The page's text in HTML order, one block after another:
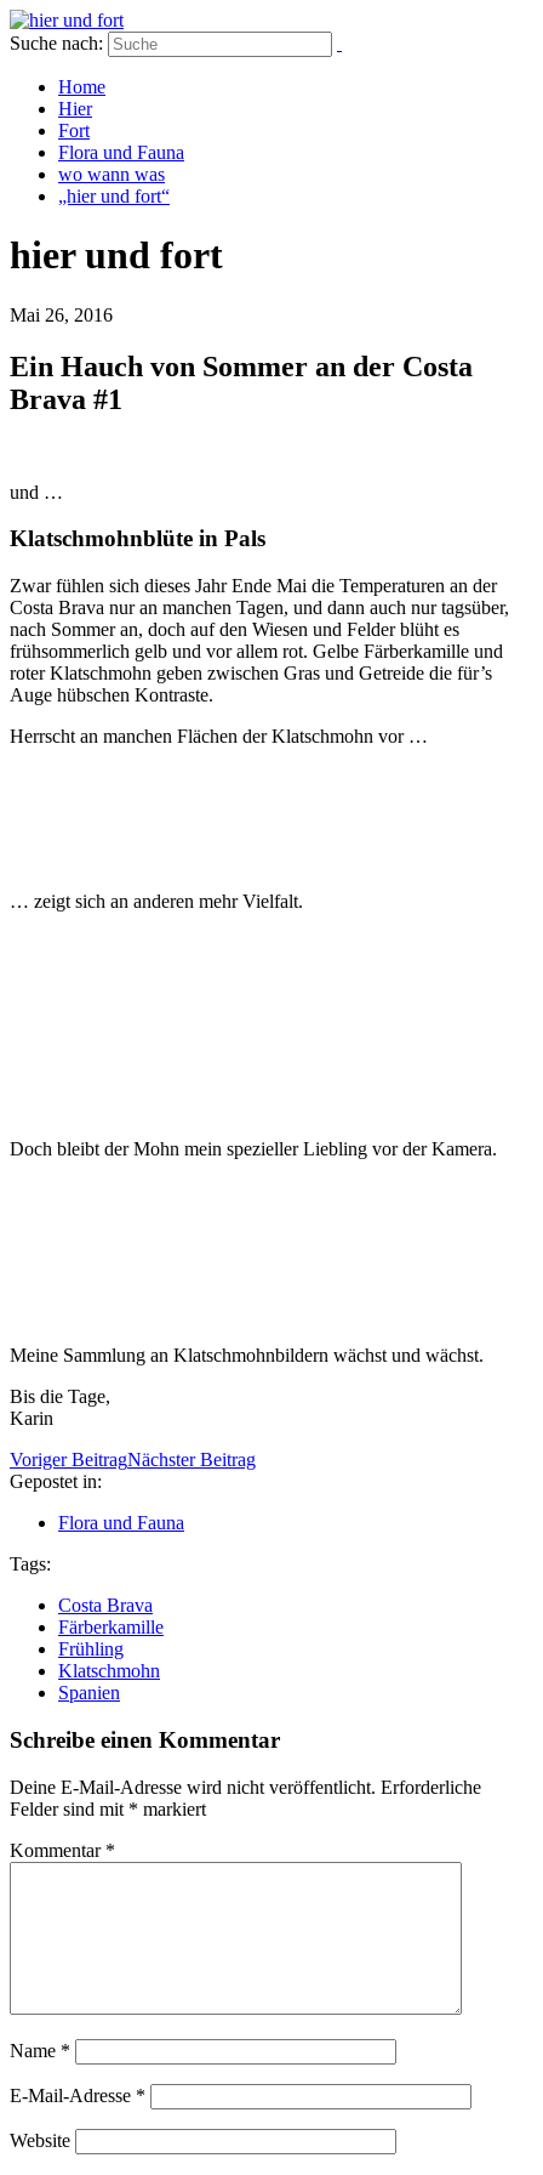
Suche nach:
Home
Hier
Fort
Flora und Fauna
wo wann was
„hier und fort“
hier und fort
Mai 26, 2016
Ein Hauch von Sommer an der Costa
Brava #1
und …
Klatschmohnblüte in Pals
Zwar fühlen sich dieses Jahr Ende Mai die Temperaturen an der
Costa Brava nur an manchen Tagen, und dann auch nur tagsüber,
nach Sommer an, doch auf den Wiesen und Felder blüht es
frühsommerlich gelb und vor allem rot. Gelbe Färberkamille und
roter Klatschmohn geben zwischen Gras und Getreide die für’s
Auge hübschen Kontraste.
Herrscht an manchen Flächen der Klatschmohn vor …
… zeigt sich an anderen mehr Vielfalt.
Doch bleibt der Mohn mein spezieller Liebling vor der Kamera.
Meine Sammlung an Klatschmohnbildern wächst und wächst.
Bis die Tage,
Karin
Voriger BeitragNächster Beitrag
Gepostet in:
Flora und Fauna
Tags:
Costa Brava
Färberkamille
Frühling
Klatschmohn
Spanien
Schreibe einen Kommentar
Deine E-Mail-Adresse wird nicht veröffentlicht. Erforderliche
Felder sind mit * markiert
Kommentar *
Name *
E-Mail-Adresse *
Website